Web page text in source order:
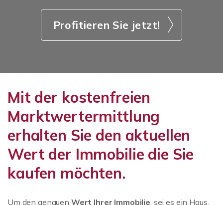
Profitieren Sie jetzt!
Mit der kostenfreien
Marktwertermittlung
erhalten Sie den aktuellen
Wert der Immobilie die Sie
kaufen möchten.
Um den genauen Wert Ihrer Immobilie, sei es ein Haus,